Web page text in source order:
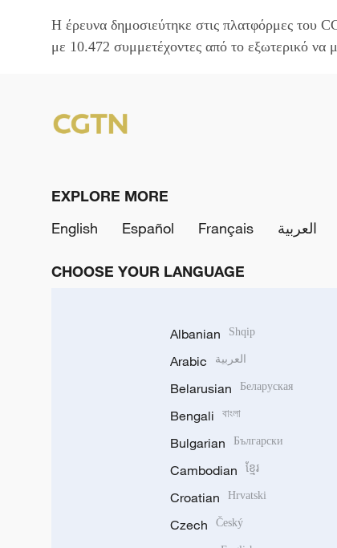
Η έρευνα δημοσιεύτηκε στις πλατφόρμες του
με 10.472 συμμετέχοντες από το εξωτερικό να
EXPLORE MORE
English
Español Français العربية
CHOOSE YOUR LANGUAGE
Albanian Shqip
Arabic العربية
Belarusian Беларуская
Bengali বাংলা
Bulgarian Български
Cambodian ខ្មែរ
Croatian Hrvatski
Czech Český